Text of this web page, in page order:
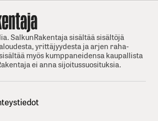
SalkunRakentaja sisältää sisältöjä
yrittäjyydesta ja arjen raha-
myös kumppaneidensa kaupallista
ei anna sijoitussuosituksia.